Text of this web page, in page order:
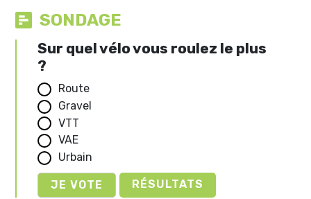
SONDAGE
Sur quel vélo vous roulez le plus
?
Route
Gravel
VTT
VAE
Urbain
RÉSULTATS